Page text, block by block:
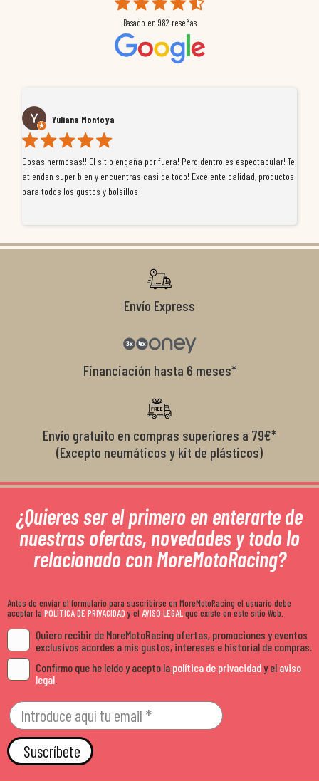
Basado en 982 reseñas
Yuliana Montoya
Cosas hermosas!! El sitio engaña por fuera! Pero dentro es espectacular! Te
atienden super bien y encuentras casi de todo! Excelente calidad, productos
para todos los gustos y bolsillos
Envío Express
Financiación hasta 6 meses*
Envío gratuito en compras superiores a 79€*
(Excepto neumáticos y kit de plásticos)
¿Quieres ser el primero en enterarte de
nuestras ofertas, novedades y todo lo
relacionado con MoreMotoRacing?
Antes de enviar el formulario para suscribirse en MoreMotoRacing el usuario debe
aceptar la POLÍTICA DE PRIVACIDADy el AVISO LEGALque existe en este sitio Web.
Quiero recibir de MoreMotoRacing ofertas, promociones y eventos
exclusivos acordes a mis gustos, intereses e historial de compras.
Confirmo que he leído y acepto la política de privacidady el aviso
legal
Suscríbete